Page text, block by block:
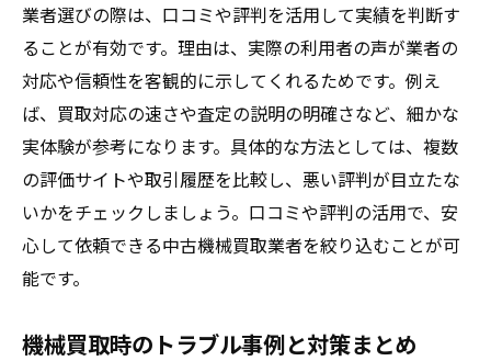
業者選びの際は、口コミや評判を活用して実績を判断す
ることが有効です。理由は、実際の利用者の声が業者の
対応や信頼性を客観的に示してくれるためです。例え
ば、買取対応の速さや査定の説明の明確さなど、細かな
実体験が参考になります。具体的な方法としては、複数
の評価サイトや取引履歴を比較し、悪い評判が目立たな
いかをチェックしましょう。口コミや評判の活用で、安
心して依頼できる中古機械買取業者を絞り込むことが可
能です。
機械買取時のトラブル事例と対策まとめ